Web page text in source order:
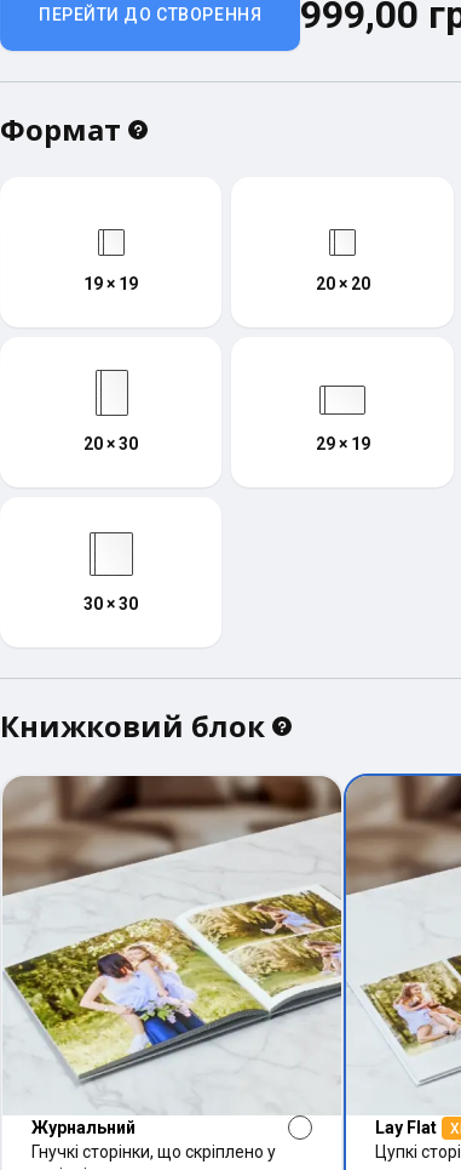
ПЕРЕЙТИ ДО СТВОРЕННЯ 999,00
Формат
19 × 19 20 × 20
20 × 30 29 × 19
30 × 30
Книжковий блок
Журнальний
Гнучкі сторінки, що скріплено у
Lay Flat
Цупкі